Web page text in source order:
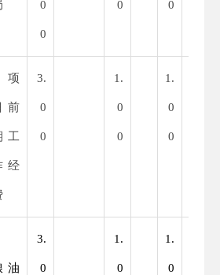
0
0
0 0
前
工
经
3.
0
0
1.
0
0
1.
0
0
油
3.
0
1.
0
1.
0